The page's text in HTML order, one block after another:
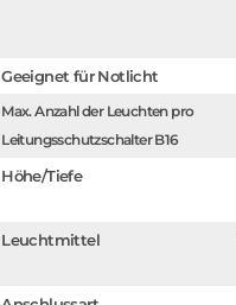
Geeignet für Notlicht
Max. Anzahl der Leuchten pro
Leitungsschutzschalter B16
Höhe/Tiefe
Leuchtmittel